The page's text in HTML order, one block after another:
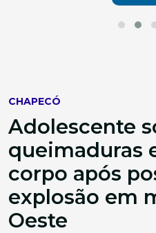
CHAPECÓ
Adolescente
queimaduras
corpo após
explosão em
Oeste